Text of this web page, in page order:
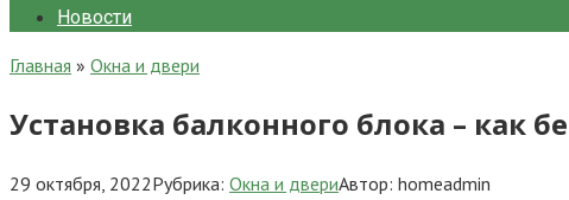
Новости
Главная » Окна и двери
Установка балконного блока –
29 октября, 2022Рубрика: Окна и двериАвтор: homeadmin